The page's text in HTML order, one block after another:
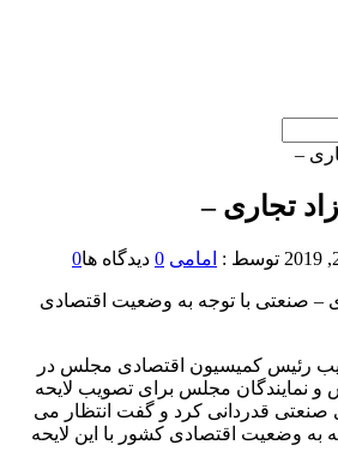
توسط : امامی 0 دیدگاه ها0
تجاری – صنعتی با توجه به وضعیت اقتصادی
رئیس کمیسیون اقتصادی مجلس در
و نمایندگان مجلس برای تصویب لایحه
تجاری صنعتی قدردانی کرد و گفت انتظار می
به وضعیت اقتصادی کشور با این لایحه